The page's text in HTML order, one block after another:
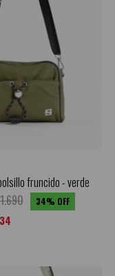
fruncido - verde
1.690 34